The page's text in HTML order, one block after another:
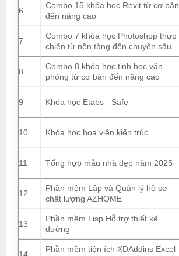
6
Combo 15 khóa học Revit từ cơ bản
đến nâng cao
7
Combo 7 khóa học Photoshop thực
chiến từ nền tảng đến chuyên sâu
8
Combo 8 khóa học tinh học văn
phòng từ cơ bản đến nâng cao
9 Khóa học Etabs - Safe
10 Khóa học họa viên kiến trúc
11 Tổng hợp mẫu nhà đẹp năm 2025
12
Phần mềm Lập và Quản lý hồ sơ
chất lượng AZHOME
13
Phần mềm Lisp Hỗ trợ thiết kế
đường
Phần mềm tiện ích XDAddins Excel